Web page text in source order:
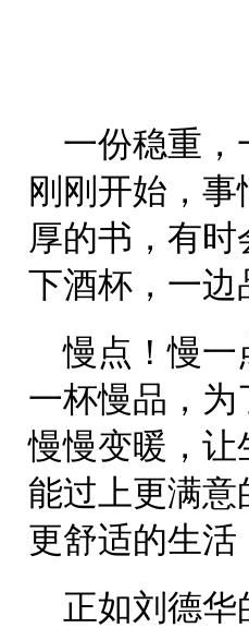
一份稳重，
刚刚开始，
厚的书，有
下酒杯，一边
慢点！慢一
一杯慢品，
慢慢变暖，让
能过上更满意
更舒适的生活
正如刘德